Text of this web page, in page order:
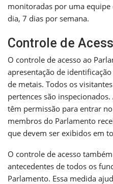
monitoradas por uma
dia, 7 dias por semana.
Controle de
O controle de acesso ao
apresentação de
de metais. Todos os
pertences são
têm permissão para entrar
membros do Parlamento
que devem ser exibidos em
O controle de acesso
antecedentes de todos os
Parlamento. Essa medida